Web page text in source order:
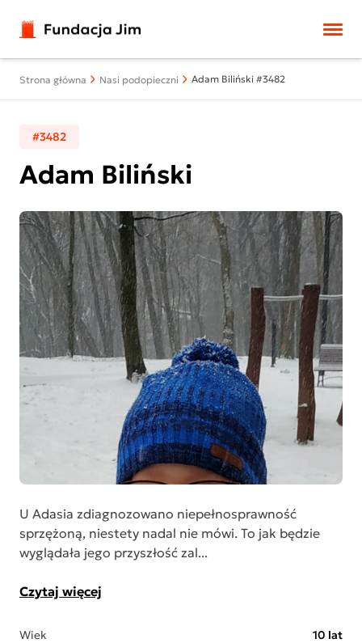
Strona główna Nasi podopieczni Adam Biliński #3482
#3482
Adam Biliński
U Adasia zdiagnozowano niepełnosprawność
sprzężoną, niestety nadal nie mówi. To jak będzie
wyglądała jego przyszłość zal...
Czytaj więcej
Wiek 10 lat